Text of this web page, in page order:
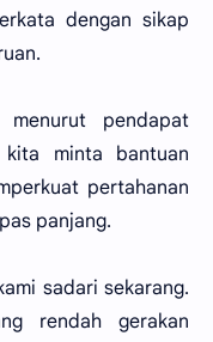
dengan sikap
pendapat
kita minta bantuan
pertahanan
panjang.
sadari sekarang.
rendah gerakan